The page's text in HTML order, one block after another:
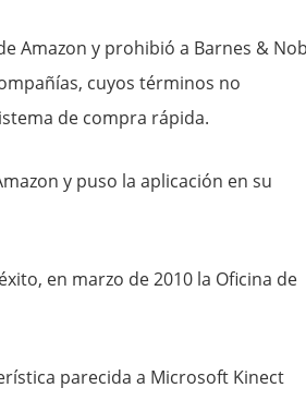
Amazon y prohibió a Barnes &
cuyos términos no
de compra rápida.
y puso la aplicación en su
en marzo de 2010 la Oficina de
parecida a Microsoft Kinect